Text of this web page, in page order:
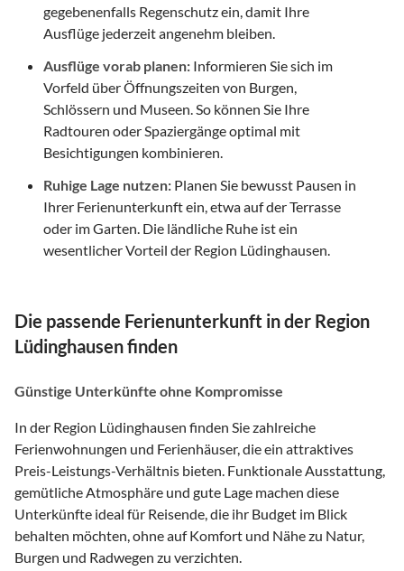
gegebenenfalls Regenschutz ein, damit Ihre
Ausflüge jederzeit angenehm bleiben.
Ausflüge vorab planen: Informieren Sie sich im
Vorfeld über Öffnungszeiten von Burgen,
Schlössern und Museen. So können Sie Ihre
Radtouren oder Spaziergänge optimal mit
Besichtigungen kombinieren.
Ruhige Lage nutzen: Planen Sie bewusst Pausen in
Ihrer Ferienunterkunft ein, etwa auf der Terrasse
oder im Garten. Die ländliche Ruhe ist ein
wesentlicher Vorteil der Region Lüdinghausen.
Die passende Ferienunterkunft in der Region
Lüdinghausen finden
Günstige Unterkünfte ohne Kompromisse
In der Region Lüdinghausen finden Sie zahlreiche
Ferienwohnungen und Ferienhäuser, die ein attraktives
Preis-Leistungs-Verhältnis bieten. Funktionale Ausstattung,
gemütliche Atmosphäre und gute Lage machen diese
Unterkünfte ideal für Reisende, die ihr Budget im Blick
behalten möchten, ohne auf Komfort und Nähe zu Natur,
Burgen und Radwegen zu verzichten.